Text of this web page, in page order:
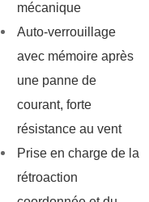
mécanique
Auto-verrouillage
avec mémoire après
une panne de
courant, forte
résistance au vent
Prise en charge de la
rétroaction